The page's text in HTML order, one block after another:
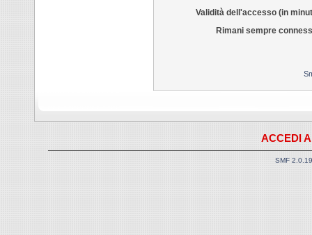
Validità dell'accesso (in
Rimani sempre
ACCEDI
SMF 2.0.19